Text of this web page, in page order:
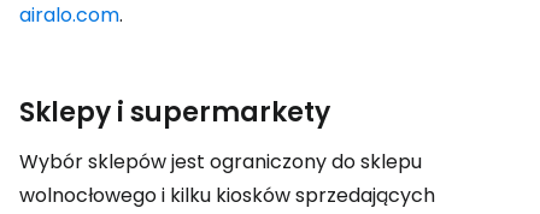
airalo.com.
Sklepy i supermarkety
Wybór sklepów jest ograniczony do sklepu
wolnocłowego i kilku kiosków sprzedających